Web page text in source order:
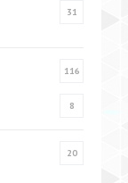
31
116
8
20